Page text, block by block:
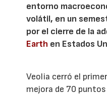
entorno
volátil, en un
por el cierre de la
Earth en Estados
Veolia cerró el
mejora de 70